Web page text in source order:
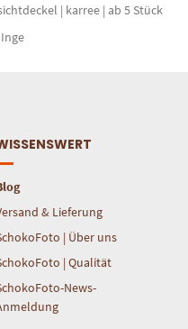
| karree | ab 5 Stück
& Lieferung
| Über uns
| Qualität
News-